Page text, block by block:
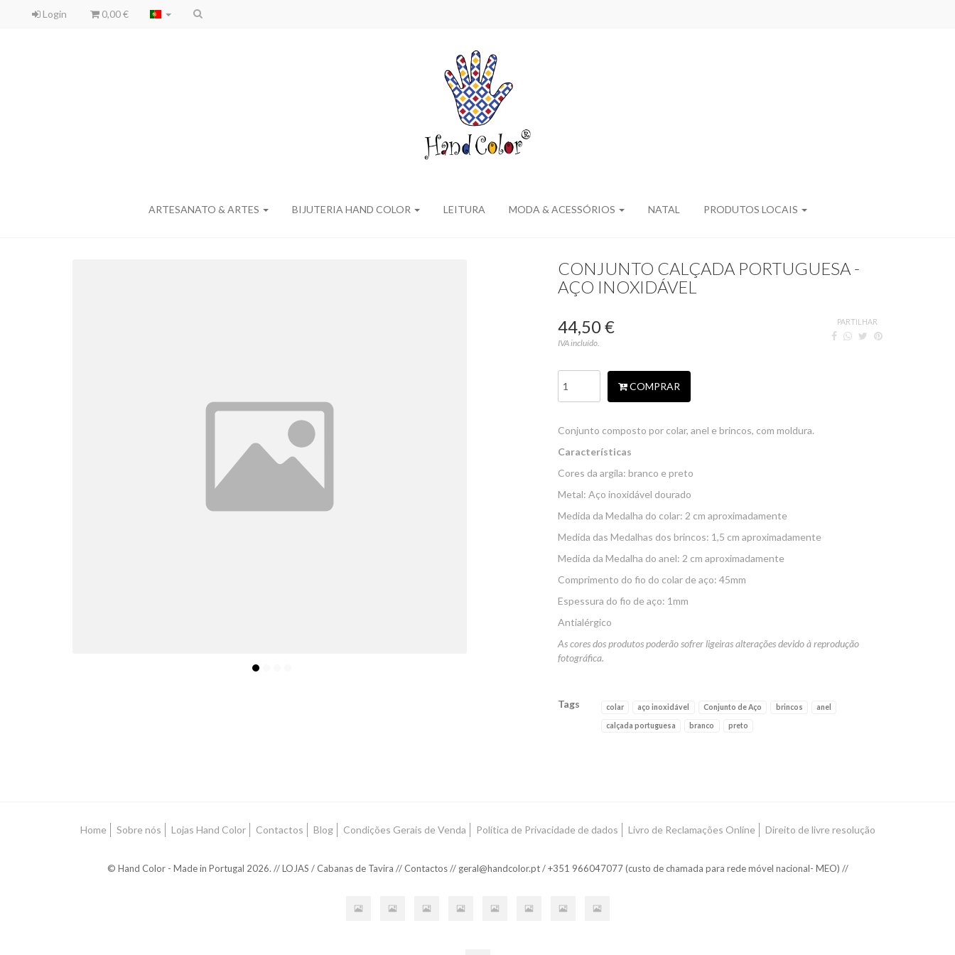
Login 0,00 €
ARTESANATO & ARTES BIJUTERIA HAND COLOR LEITURA MODA & ACESSÓRIOS NATAL PRODUTOS LOCAIS
CONJUNTO CALÇADA PORTUGUESA -
AÇO INOXIDÁVEL
44,50 €
IVA incluído.
PARTILHAR
COMPRAR
Conjunto composto por colar, anel e brincos, com moldura.
Características
Cores da argila: branco e preto
Metal: Aço inoxidável dourado
Medida da Medalha do colar: 2 cm aproximadamente
Medida das Medalhas dos brincos: 1,5 cm aproximadamente
Medida da Medalha do anel: 2 cm aproximadamente
Comprimento do fio do colar de aço: 45mm
Espessura do fio de aço: 1mm
Antialérgico
As cores dos produtos poderão sofrer ligeiras alterações devido à reprodução
fotográfica.
Tags colar aço inoxidável Conjunto de Aço brincos anel
calçada portuguesa branco preto
Home Sobre nós Lojas Hand Color Contactos Blog Condições Gerais de Venda Política de Privacidade de dados Livro de Reclamações Online Direito de livre resolução
© Hand Color - Made in Portugal 2026. // LOJAS / Cabanas de Tavira // Contactos // geral@handcolor.pt / +351 966047077 (custo de chamada para rede móvel nacional- MEO) //